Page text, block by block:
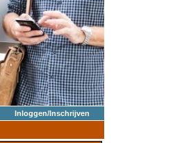
Inloggen/Inschrijven